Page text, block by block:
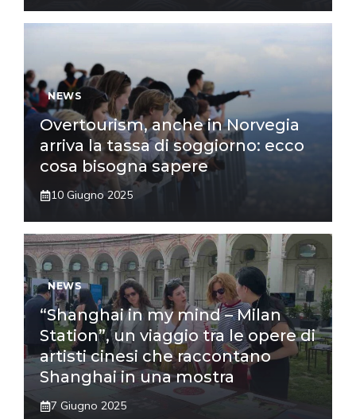
NEWS
Overtourism, anche in Norvegia
arriva la tassa di soggiorno: ecco
cosa bisogna sapere
10 Giugno 2025
NEWS
“Shanghai in my mind – Milan
Station”, un viaggio tra le opere di
artisti cinesi che raccontano
Shanghai in una mostra
7 Giugno 2025